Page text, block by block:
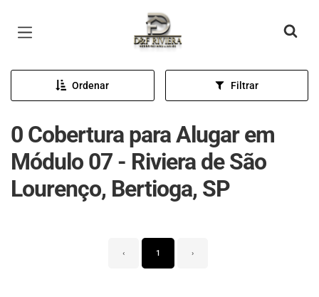
Página inicial
Ordenar Filtrar
0 Cobertura para Alugar em
Módulo 07 - Riviera de São
Lourenço, Bertioga, SP
‹ 1 ›